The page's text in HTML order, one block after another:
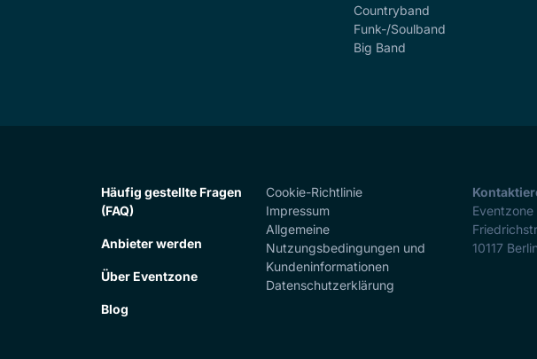
Countryband
Funk-/Soulband
Big Band
Häufig gestellte Fragen
(FAQ)
Anbieter werden
Über Eventzone
Blog
Cookie-Richtlinie
Impressum
Allgemeine
Nutzungsbedingungen und
Kundeninformationen
Datenschutzerklärung
Eventzone
10117 Berlin